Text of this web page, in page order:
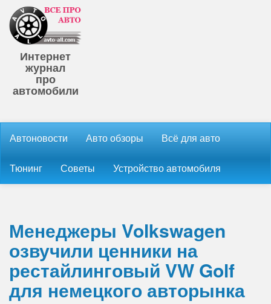
Интернет
журнал
про
автомобили
Автоновости Авто обзоры Всё для авто
Тюнинг Советы Устройство автомобиля
Менеджеры Volkswagen
озвучили ценники на
рестайлинговый VW Golf
для немецкого авторынка